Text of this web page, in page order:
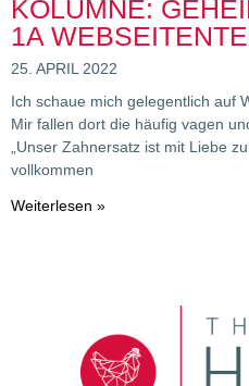
KOLUMNE:
1A
25. APRIL 2022
Ich schaue mich gelegentlich auf
Mir fallen dort die häufig vagen
„Unser Zahnersatz ist mit Liebe
vollkommen
Weiterlesen »